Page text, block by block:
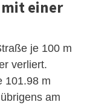
mit einer
je 100 m
verliert.
101.98 m
am